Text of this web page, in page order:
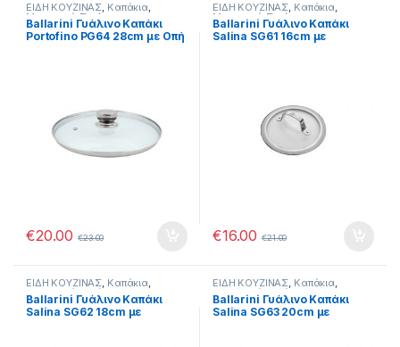
ΕΙΔΗ ΚΟΥΖΙΝΑΣ, Καπάκια,
Μαγειρικά Σκεύη
Ballarini Γυάλινο Καπάκι
Portofino PG64 28cm με Οπή
€20.00 €23.00
ΕΙΔΗ ΚΟΥΖΙΝΑΣ, Καπάκια,
Μαγειρικά Σκεύη
Ballarini Γυάλινο Καπάκι
Salina SG61 16cm με
€16.00 €21.00
ΕΙΔΗ ΚΟΥΖΙΝΑΣ, Καπάκια,
Μαγειρικά Σκεύη
Ballarini Γυάλινο Καπάκι
Salina SG62 18cm με
ΕΙΔΗ ΚΟΥΖΙΝΑΣ, Καπάκια,
Μαγειρικά Σκεύη
Ballarini Γυάλινο Καπάκι
Salina SG63 20cm με